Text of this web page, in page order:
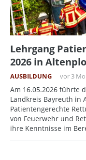
Lehrgang
2026 in
AUSBILDUNG vor 3
Am 16.05.2026 führte
Landkreis Bayreuth in
Patientengerechte
von Feuerwehr und
ihre Kenntnisse im